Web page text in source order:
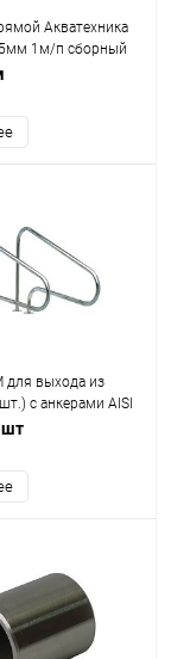
Акватехника
1м/п сборный
AISI 316
для выхода из
с анкерами AISI